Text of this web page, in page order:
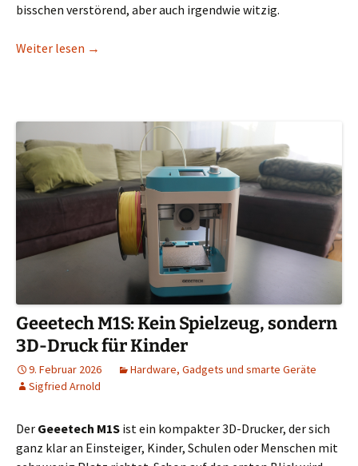
bisschen verstörend, aber auch irgendwie witzig.
Weiter lesen Ananas auf der Pizza? Nach „Pineapple on
→
Geeetech M1S: Kein Spielzeug, sondern
3D-Druck für Kinder
9. Februar 2026
Hardware, Gadgets und smarte Geräte
Sigfried Arnold
Der Geeetech M1S ist ein kompakter 3D-Drucker, der sich
ganz klar an Einsteiger, Kinder, Schulen oder Menschen mit